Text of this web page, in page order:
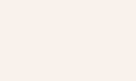
Todo, absolutamente todo contribuía
celeste en que me sentía enteramente
No puedo decir que ella enseguida
más, como sus manos me revelaron.
ahora tomó en sus manos las mías,